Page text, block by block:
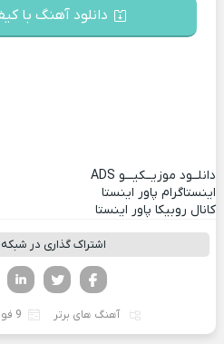
دانلود آهنگ با
دانلــود موزیــکیـــو ADS
اینستاگرام پاور اینستا
کانال روبیکا پاور اینستا
اشتراک گذاری در
آهنگ های برتر 9 فوریه 2024